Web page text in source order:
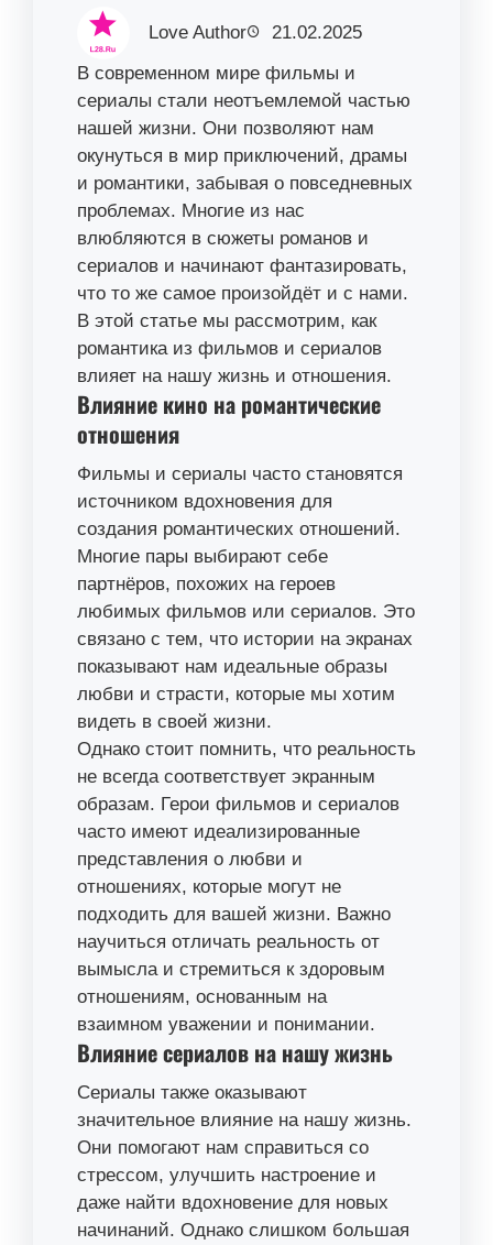
Love Author
21.02.2025
В современном мире фильмы и
сериалы стали неотъемлемой частью
нашей жизни. Они позволяют нам
окунуться в мир приключений, драмы
и романтики, забывая о повседневных
проблемах. Многие из нас
влюбляются в сюжеты романов и
сериалов и начинают фантазировать,
что то же самое произойдёт и с нами.
В этой статье мы рассмотрим, как
романтика из фильмов и сериалов
влияет на нашу жизнь и отношения.
Влияние кино на романтические
отношения
Фильмы и сериалы часто становятся
источником вдохновения для
создания романтических отношений.
Многие пары выбирают себе
партнёров, похожих на героев
любимых фильмов или сериалов. Это
связано с тем, что истории на экранах
показывают нам идеальные образы
любви и страсти, которые мы хотим
видеть в своей жизни.
Однако стоит помнить, что реальность
не всегда соответствует экранным
образам. Герои фильмов и сериалов
часто имеют идеализированные
представления о любви и
отношениях, которые могут не
подходить для вашей жизни. Важно
научиться отличать реальность от
вымысла и стремиться к здоровым
отношениям, основанным на
взаимном уважении и понимании.
Влияние сериалов на нашу жизнь
Сериалы также оказывают
значительное влияние на нашу жизнь.
Они помогают нам справиться со
стрессом, улучшить настроение и
даже найти вдохновение для новых
начинаний. Однако слишком большая